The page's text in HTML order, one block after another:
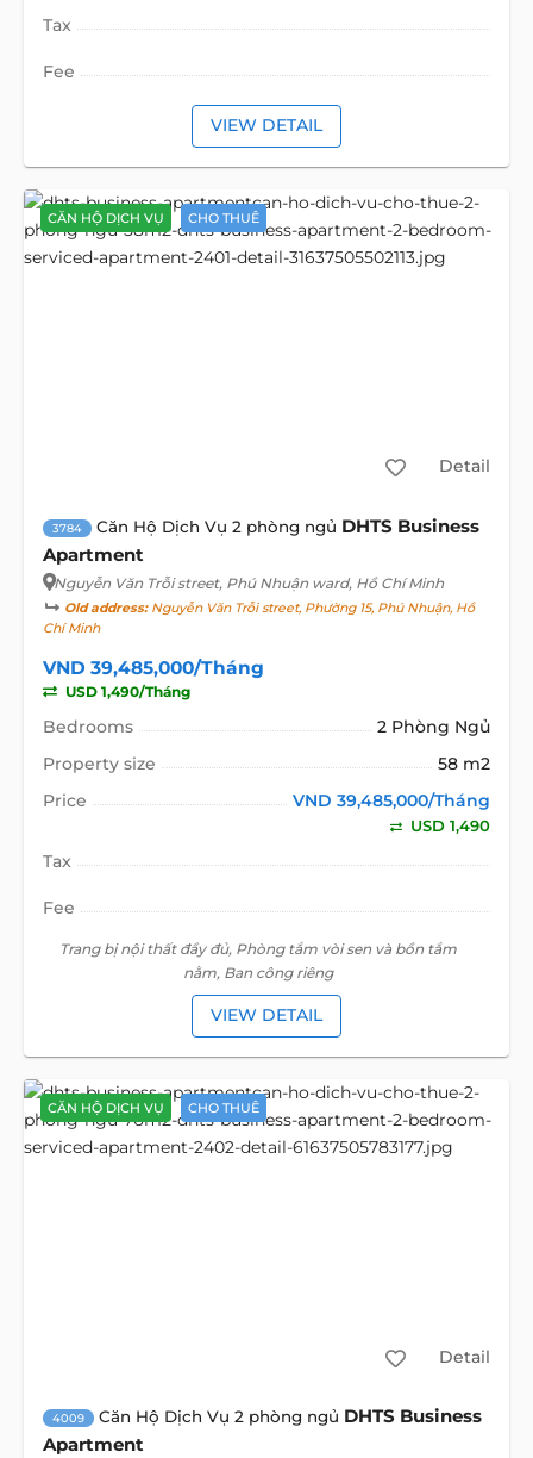
Tax
Fee
VIEW DETAIL
CĂN HỘ DỊCH VỤ CHO THUÊ
Detail
3784 Căn Hộ Dịch Vụ 2 phòng ngủ DHTS Business
Apartment
Nguyễn Văn Trỗi street, Phú Nhuận ward, Hồ Chí Minh
Old address:Nguyễn Văn Trỗi street, Phường 15, Phú Nhuận, Hồ
Chí Minh
VND 39,485,000/Tháng
USD 1,490/Tháng
Bedrooms
2 Phòng Ngủ
Property size
58 m2
Price
VND 39,485,000/Tháng
USD 1,490
Tax
Fee
Trang bị nội thất đầy đủ, Phòng tắm vòi sen và bồn tắm
nằm, Ban công riêng
VIEW DETAIL
CĂN HỘ DỊCH VỤ CHO THUÊ
Detail
4009 Căn Hộ Dịch Vụ 2 phòng ngủ DHTS Business
Apartment